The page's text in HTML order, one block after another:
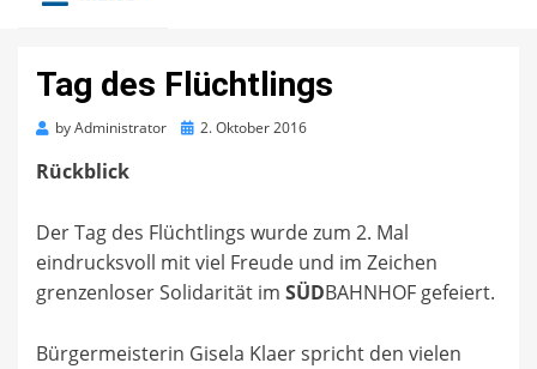
Tag des Flüchtlings
byAdministrator
Posted
2. Oktober 2016
Rückblick
Der Tag des Flüchtlings wurde zum 2. Mal
eindrucksvoll mit viel Freude und im Zeichen
grenzenloser Solidarität im SÜDBAHNHOF gefeiert.
Bürgermeisterin Gisela Klaer spricht den vielen